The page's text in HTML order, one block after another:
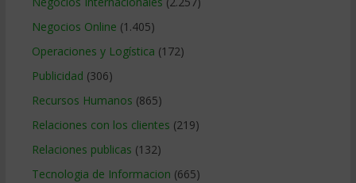
Negocios Online (1.405)
Operaciones y Logística (172)
Publicidad (306)
Recursos Humanos (865)
Relaciones con los clientes (219)
Relaciones publicas (132)
Tecnologia de Informacion (665)